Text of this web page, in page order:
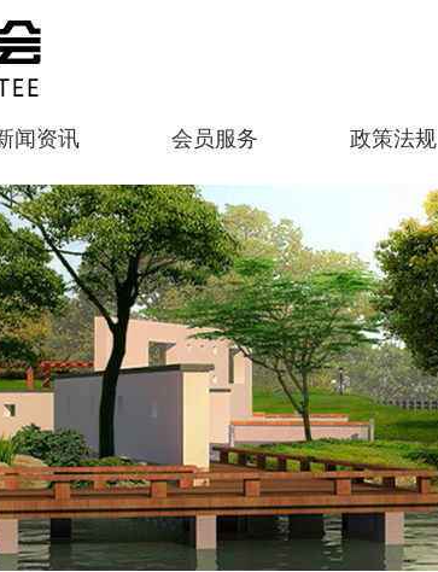
闻资讯 会员服务 政策法规